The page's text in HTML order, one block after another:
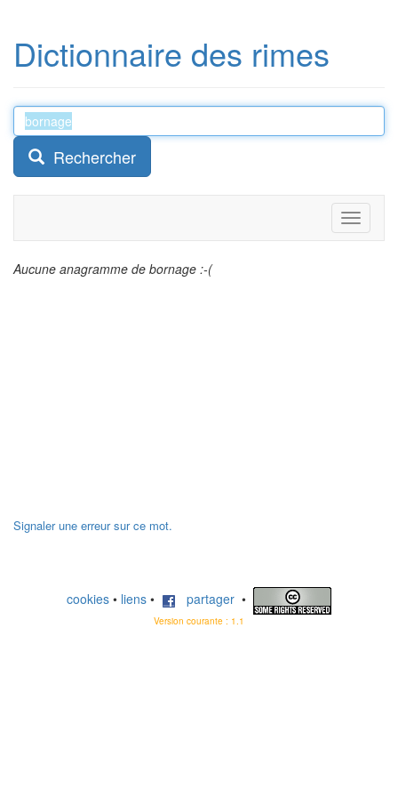
Dictionnaire des rimes
Rechercher
Toggle
Aucune anagramme de bornage :-(
Signaler une erreur sur ce mot.
cookies • liens • partager •
Version courante : 1.1